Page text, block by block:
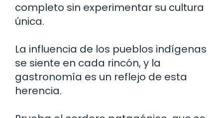
completo sin experimentar su cultura
única.
La influencia de los pueblos indígenas
se siente en cada rincón, y la
gastronomía es un reflejo de esta
herencia.